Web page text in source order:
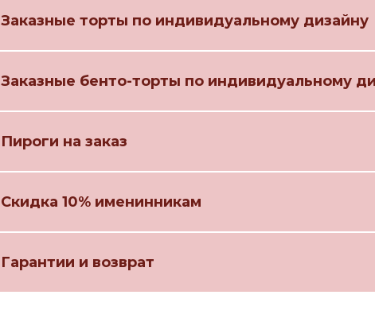
Заказные торты по индивидуальному дизайну
Заказные бенто-торты по индивидуальному
Пироги на заказ
Скидка 10% именинникам
Гарантии и возврат